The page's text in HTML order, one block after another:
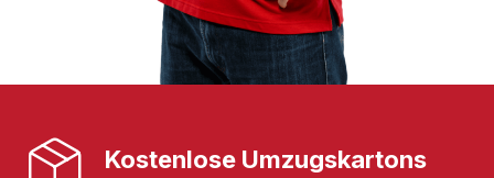
Kostenlose Umzugskartons